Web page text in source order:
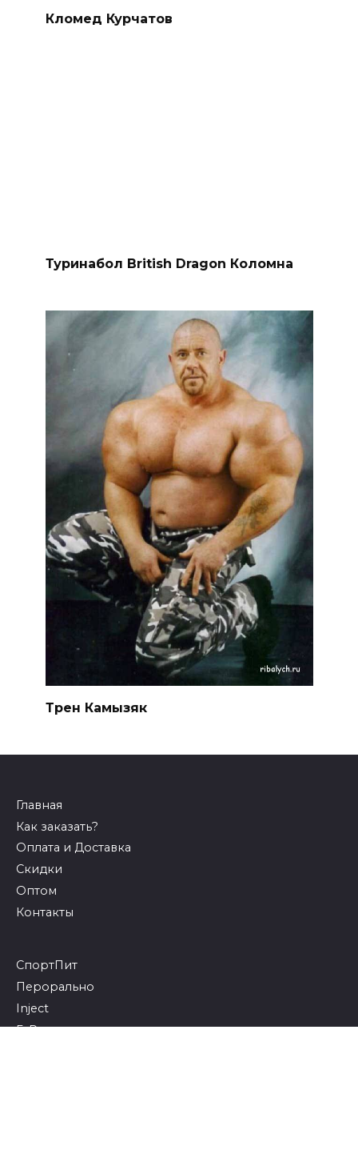
Кломед Курчатов
Туринабол British Dragon Коломна
Трен Камызяк
Главная
Как заказать?
Оплата и Доставка
Скидки
Оптом
Контакты
СпортПит
Перорально
Inject
ГоРмошки